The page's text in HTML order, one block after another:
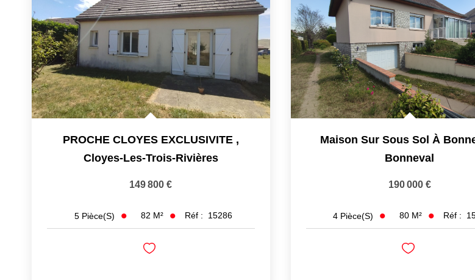
PROCHE CLOYES EXCLUSIVITE ,
Cloyes-Les-Trois-Rivières
149 800 €
5 Pièce(s) 82 M² Réf : 15286
Maison Sur Sous Sol À
Bonneval
190 000 €
4 Pièce(s) 80 M² Réf :